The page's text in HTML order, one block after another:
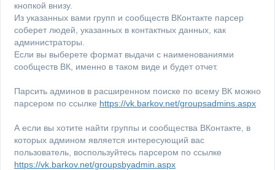
кнопкой внизу.
Из указанных вами групп и сообществ ВКонтакте парсер
соберет людей, указанных в контактных данных, как
администраторы.
Если вы выберете формат выдачи с наименованиями
сообществ ВК, именно в таком виде и будет отчет.
Парсить админов в расширенном поиске по всему ВК можно
парсером по ссылке https://vk.barkov.net/groupsadmins.aspx
А если вы хотите найти группы и сообщества ВКонтакте, в
которых админом является интересующий вас
пользователь, воспользуйтесь парсером по ссылке
https://vk.barkov.net/groupsbyadmin.aspx